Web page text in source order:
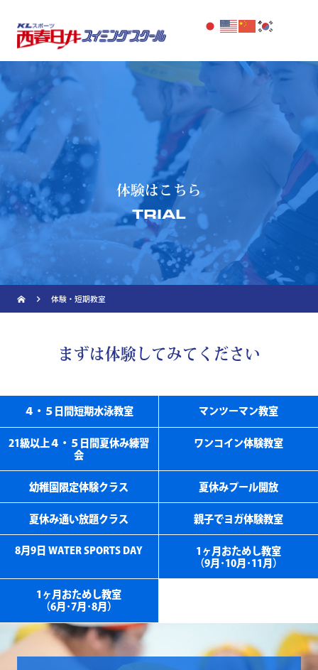
: Undefined array key "pass" in
/home/kls/kls.co.jp/public_html/
content/themes/nishikasugaiss_thema2/page-
extraclasses.php
体験はこちら
TRIAL
navigate_next 体験・短期教室
まずは体験してみてください
４・５日間短期水泳教室 マンツーマン教室
21級以上４・５日間夏休み練習
会
ワンコイン体験教室
幼稚園限定体験クラス 夏休みプール開放
夏休み通い放題クラス 親子でヨガ体験教室
8月9日 WATER SPORTS DAY
1ヶ月おためし教室
（9月･10月･11月）
1ヶ月おためし教室
（6月･7月･8月）